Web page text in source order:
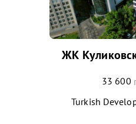
ЖК
33 600
Turkish